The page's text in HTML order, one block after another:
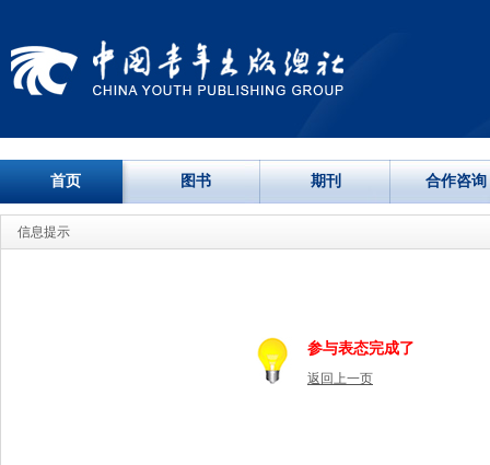
首页 图书 期刊 合作咨询
信息提示
参与表态完成了
返回上一页